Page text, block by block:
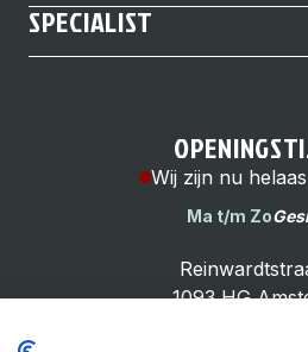
SPECIALIST
Wij zijn nu
Ma t/m Zo
1093 HG